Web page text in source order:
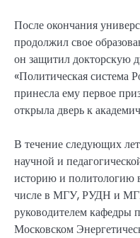
После окончания
продолжил свое
он защитил докторскую
«Политическая система
принесла ему первое
открыла дверь к
В течение следующих
научной и
историю и политологию
числе в МГУ, РУДН и
руководителем кафедры
Московском